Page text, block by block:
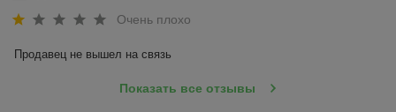
Очень плохо
Продавец не вышел на связь
Показать все отзывы